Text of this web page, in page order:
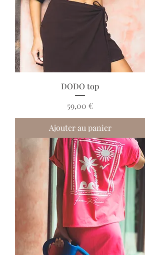
DODO top
Prix
59,00 €
Ajouter au panier